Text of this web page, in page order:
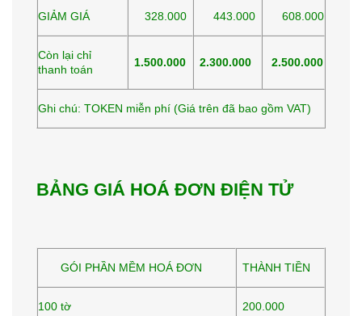
GIẢM GIÁ 328.000 443.000 608.000
Còn lại chỉ
thanh toán
1.500.000 2.300.000 2.500.000
Ghi chú: TOKEN miễn phí (Giá trên đã bao gồm VAT)
BẢNG GIÁ HOÁ ĐƠN ĐIỆN TỬ
GÓI PHẦN MỀM HOÁ ĐƠN THÀNH TIỀN
100 tờ 200.000